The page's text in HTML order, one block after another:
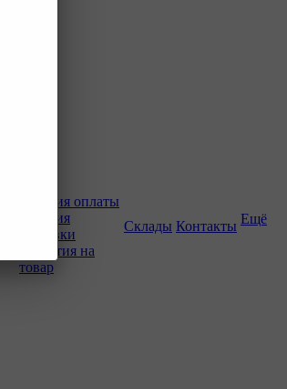
Условия оплаты
Условия
доставки
Гарантия на
товар
Склады Контакты Ещё